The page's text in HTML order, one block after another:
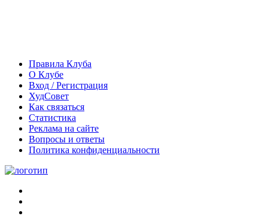
Правила Клуба
О Клубе
Вход / Регистрация
ХудСовет
Как связаться
Статистика
Реклама на сайте
Вопросы и ответы
Политика конфиденциальности